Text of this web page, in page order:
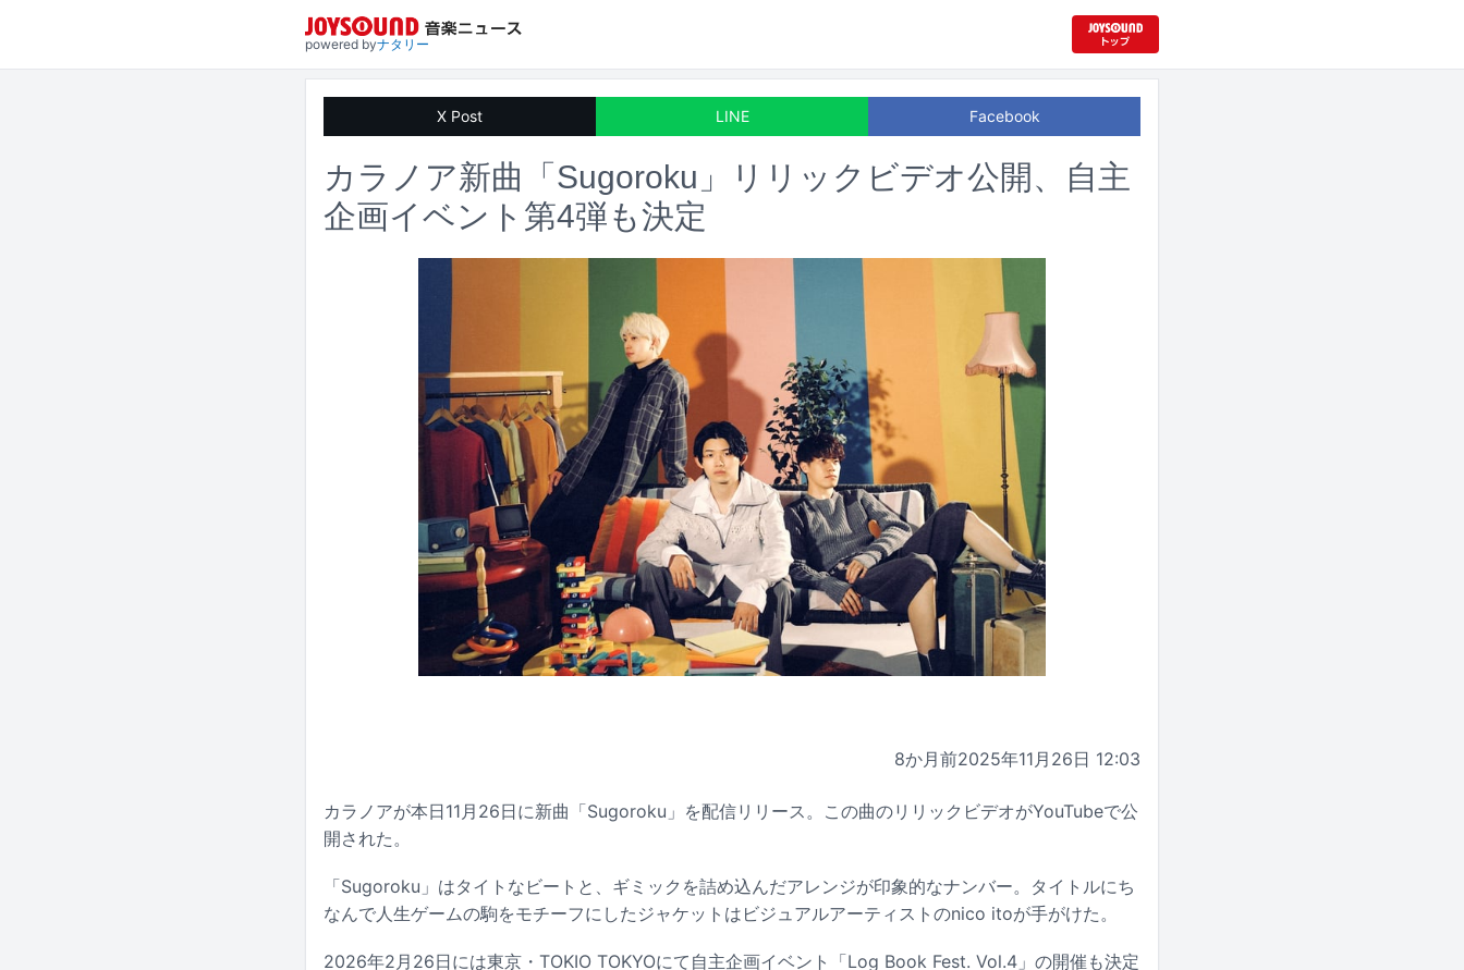
powered byナタリー
X Post LINE Facebook
カラノア新曲「Sugoroku」リリックビデオ公開、自主
企画イベント第4弾も決定
8か月前2025年11月26日 12:03
カラノアが本日11月26日に新曲「Sugoroku」を配信リリース。この曲のリリックビデオがYouTubeで公
開された。
「Sugoroku」はタイトなビートと、ギミックを詰め込んだアレンジが印象的なナンバー。タイトルにち
なんで人生ゲームの駒をモチーフにしたジャケットはビジュアルアーティストのnico itoが手がけた。
2026年2月26日には東京・TOKIO TOKYOにて自主企画イベント「Log Book Fest. Vol.4」の開催も決定